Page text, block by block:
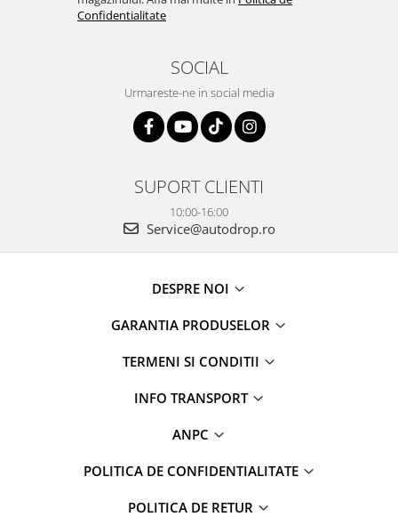
Rame adaptoare Dacia
Rame adaptoare BMW
Rame adaptoare Seat
Rame adaptoare Honda
Rame Adaptoare Porsche
Rame adaptoare Kia
Confidentialitate
SOCIAL
Urmareste-ne in social media
SUPORT CLIENTI
10:00-16:00
Service@autodrop.ro
DESPRE NOI
GARANTIA PRODUSELOR
TERMENI SI CONDITII
INFO TRANSPORT
ANPC
POLITICA DE CONFIDENTIALITATE
POLITICA DE RETUR